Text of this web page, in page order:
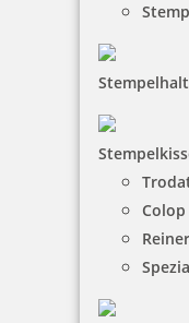
HINWEISE
Versandinformationen
Zahlungsbedingungen
Bestellhinweise